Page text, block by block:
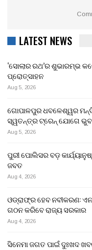
LATEST NEWS
‘ସୋଲାର ରଥ’ର ଶୁଭାରମ୍ଭ
ପ୍ରୋତ୍ସାହନ
Aug 5, 2026
ଗୋପାଳପୁର ଧବଳେଶ୍ୱର
ସ୍ୱତନ୍ତ୍ର ଟ୍ରେନ୍‌ ଯୋଗେ
Aug 5, 2026
ପୁରୀ ପୋଲିସର ବଡ଼
ଜବତ
Aug 4, 2026
ଓଡ୍ରାଫ୍‌ର ହେବ ନବୀକରଣ:
ଗଠନ କରିବେ ରାଜ୍ୟ ସରକାର
Aug 4, 2026
ସିନେମା ଜଗତ ପାଇଁ ଦୁଃଖଦ